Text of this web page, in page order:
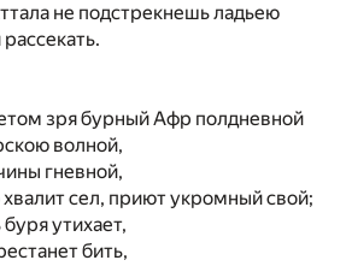
не подстрекнешь ладьею
зря бурный Афр полдневной
волной,
гневной,
сел, приют укромный свой;
утихает,
бить,